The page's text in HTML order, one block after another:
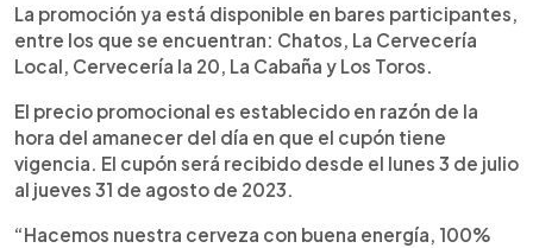
La promoción ya está disponible en bares participantes,
entre los que se encuentran: Chatos, La Cervecería
Local, Cervecería la 20, La Cabaña y Los Toros.
El precio promocional es establecido en razón de la
hora del amanecer del día en que el cupón tiene
vigencia. El cupón será recibido desde el lunes 3 de julio
al jueves 31 de agosto de 2023.
“Hacemos nuestra cerveza con buena energía, 100%